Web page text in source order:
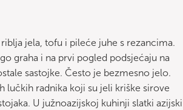
jela, tofu i pileće juhe s rezancima.
graha i na prvi pogled podsjećaju na
sastojke. Često je bezmesno jelo.
lučkih radnika koji su jeli kriške sirove
U južnoazijskoj kuhinji slatki azijski